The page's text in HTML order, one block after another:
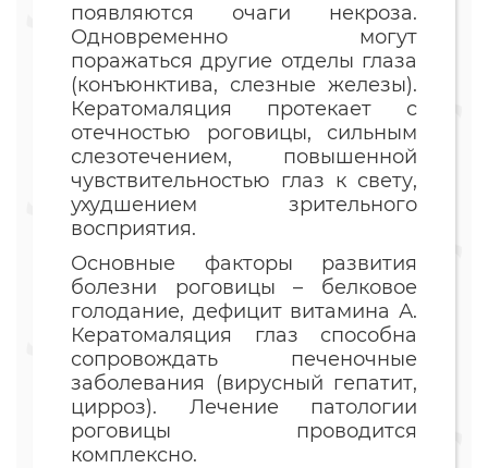
появляются очаги некроза.
Одновременно могут
поражаться другие отделы глаза
(конъюнктива, слезные железы).
Кератомаляция протекает с
отечностью роговицы, сильным
слезотечением, повышенной
чувствительностью глаз к свету,
ухудшением зрительного
восприятия.
Основные факторы развития
болезни роговицы – белковое
голодание, дефицит витамина А.
Кератомаляция глаз способна
сопровождать печеночные
заболевания (вирусный гепатит,
цирроз). Лечение патологии
роговицы проводится
комплексно.